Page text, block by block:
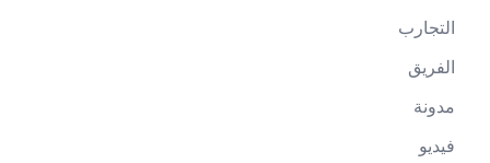
التجارب
الفريق
مدونة
فيديو